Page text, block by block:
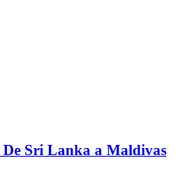
Sri Lanka a Maldivas